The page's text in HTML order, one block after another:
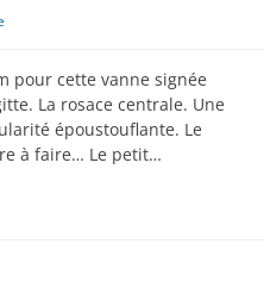
pour cette vanne signée
La rosace centrale. Une
époustouflante. Le
à faire… Le petit…